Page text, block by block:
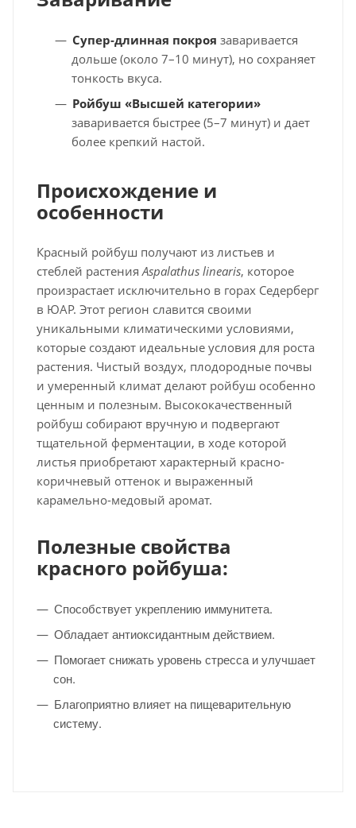
Супер-длинная покроя заваривается
дольше (около 7–10 минут), но сохраняет
тонкость вкуса.
Ройбуш «Высшей категории»
заваривается быстрее (5–7 минут) и дает
более крепкий настой.
Происхождение и
особенности
Красный ройбуш получают из листьев и
стеблей растения Aspalathus linearis, которое
произрастает исключительно в горах Седерберг
в ЮАР. Этот регион славится своими
уникальными климатическими условиями,
которые создают идеальные условия для роста
растения. Чистый воздух, плодородные почвы
и умеренный климат делают ройбуш особенно
ценным и полезным. Высококачественный
ройбуш собирают вручную и подвергают
тщательной ферментации, в ходе которой
листья приобретают характерный красно-
коричневый оттенок и выраженный
карамельно-медовый аромат.
Полезные свойства
красного ройбуша:
Способствует укреплению иммунитета.
Обладает антиоксидантным действием.
Помогает снижать уровень стресса и улучшает
сон.
Благоприятно влияет на пищеварительную
систему.